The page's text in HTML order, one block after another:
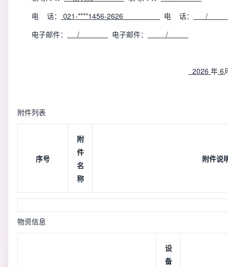
电
话： 021-****1456-2626 电 话：
/
电子邮件：
/ 电子邮件： /
2026 年 6
附件列表
序号
附
件
名
称
附件说
物资信息
设
备